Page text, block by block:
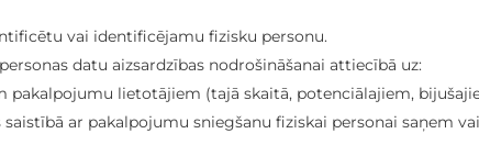
vai identificējamu fizisku personu.
datu aizsardzības nodrošināšanai attiecībā uz:
lietotājiem (tajā skaitā, potenciālajiem,
ar pakalpojumu sniegšanu fiziskai personai saņem